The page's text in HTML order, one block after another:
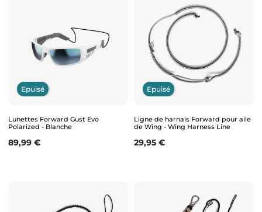
Epuisé
Lunettes Forward Gust Evo
Polarized - Blanche
Prix
89,99 €
Epuisé
Ligne de harnais Forward pour aile
de Wing - Wing Harness Line
Prix
29,95 €